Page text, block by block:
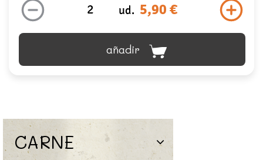
ud. 5,90 €
añadir
CARNE